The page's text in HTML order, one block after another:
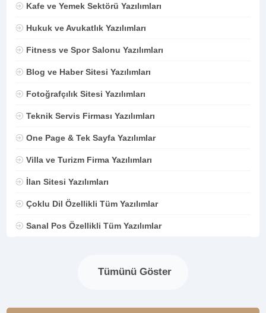
Kafe ve Yemek Sektörü Yazılımları
Hukuk ve Avukatlık Yazılımları
Fitness ve Spor Salonu Yazılımları
Blog ve Haber Sitesi Yazılımları
Fotoğrafçılık Sitesi Yazılımları
Teknik Servis Firması Yazılımları
One Page & Tek Sayfa Yazılımlar
Villa ve Turizm Firma Yazılımları
İlan Sitesi Yazılımları
Çoklu Dil Özellikli Tüm Yazılımlar
Sanal Pos Özellikli Tüm Yazılımlar
Tümünü Göster